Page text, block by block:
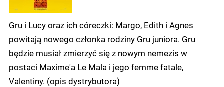
Gru i Lucy oraz ich córeczki: Margo, Edith i Agnes
powitają nowego członka rodziny Gru juniora. Gru
będzie musiał zmierzyć się z nowym nemezis w
postaci Maxime'a Le Mala i jego femme fatale,
Valentiny. (opis dystrybutora)